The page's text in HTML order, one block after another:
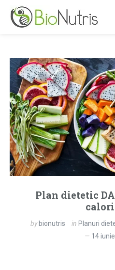
Plan dietetic
by bionutris in Planuri
14